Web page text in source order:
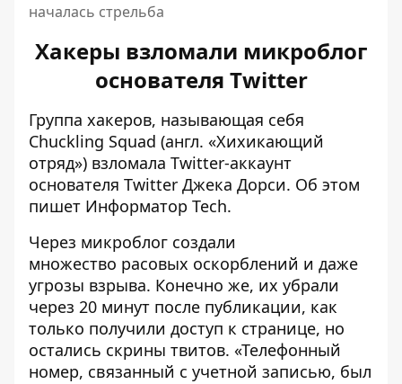
началась стрельба
Хакеры взломали микроблог
основателя Twitter
Группа хакеров, называющая себя
Chuckling Squad (англ. «Хихикающий
отряд») взломала Twitter-аккаунт
основателя Twitter Джека Дорси. Об этом
пишет Информатор Tech.
Через микроблог создали
множество расовых оскорблений и даже
угрозы взрыва. Конечно же, их убрали
через 20 минут после публикации, как
только получили доступ к странице, но
остались скрины твитов. «Телефонный
номер, связанный с учетной записью, был